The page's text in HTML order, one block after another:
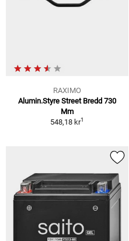
RAXIMO
Alumin.Styre Street Bredd 730
Mm
548,18 kr1